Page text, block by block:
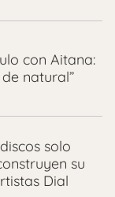
con Aitana:
natural”
solo
su
Dial